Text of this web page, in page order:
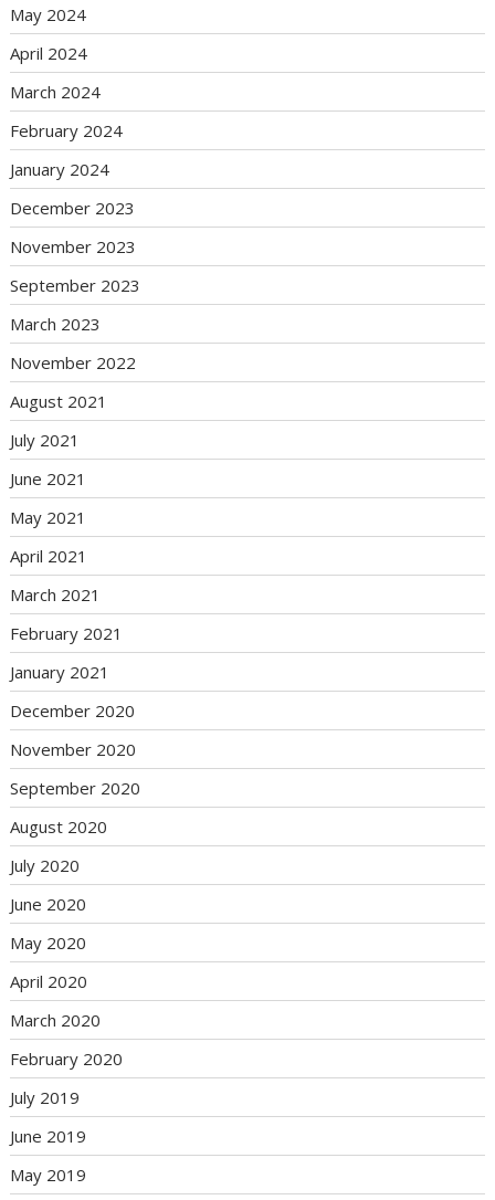
May 2024
April 2024
March 2024
February 2024
January 2024
December 2023
November 2023
September 2023
March 2023
November 2022
August 2021
July 2021
June 2021
May 2021
April 2021
March 2021
February 2021
January 2021
December 2020
November 2020
September 2020
August 2020
July 2020
June 2020
May 2020
April 2020
March 2020
February 2020
July 2019
June 2019
May 2019